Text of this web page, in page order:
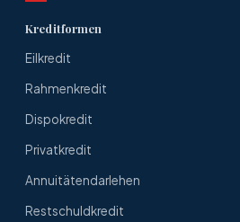
Kreditformen
Eilkredit
Rahmenkredit
Dispokredit
Privatkredit
Annuitätendarlehen
Restschuldkredit